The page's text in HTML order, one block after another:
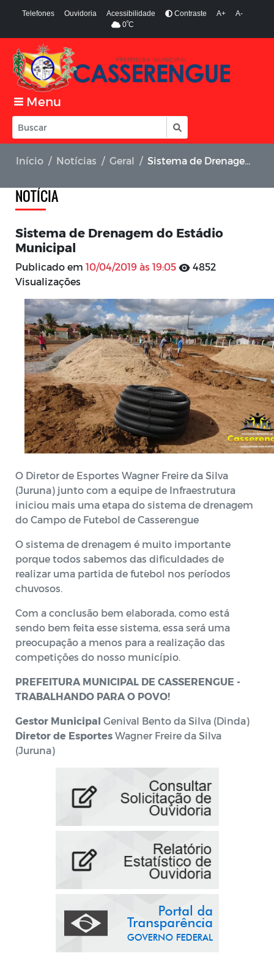
Telefones Ouvidoria Acessibilidade Contraste A+
A-
0ºC
Menu
Início Notícias Geral Sistema de Drenagem do Estádio Municipal
NOTÍCIA
Sistema de Drenagem do Estádio
Municipal
Publicado em 10/04/2019 às 19:05
4852
Visualizações
O Diretor de Esportes Wagner Freire da Silva
(Juruna) junto com a equipe de Infraestrutura
iniciou mais uma etapa do sistema de drenagem
do Campo de Futebol de Casserengue
O sistema de drenagem é muito importante
porque todos sabemos das dificuldades de
realizar uma partida de futebol nos períodos
chuvosos.
Com a conclusão bem elaborada, como está
sendo bem feita esse sistema, essa será uma
preocupação a menos para a realização das
competições do nosso município.
PREFEITURA MUNICIPAL DE CASSERENGUE -
TRABALHANDO PARA O POVO!
Gestor Municipal Genival Bento da Silva (Dinda)
Diretor de Esportes Wagner Freire da Silva
(Juruna)